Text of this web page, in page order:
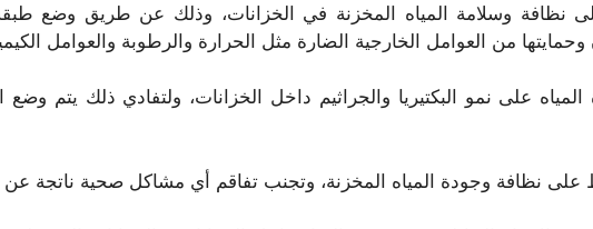
نظافة وسلامة المياه المخزنة في الخزانات، وذلك عن طريق وضع
من العوامل الخارجية الضارة مثل الحرارة والرطوبة والعوامل
على نمو البكتيريا والجراثيم داخل الخزانات، ولتفادي ذلك يتم وضع
نظافة وجودة المياه المخزنة، وتجنب تفاقم أي مشاكل صحية ناتجة عن